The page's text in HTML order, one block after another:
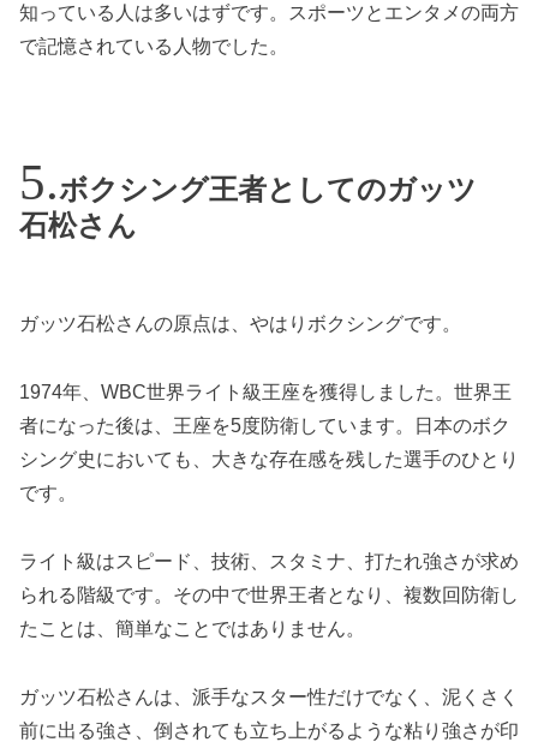
知っている人は多いはずです。スポーツとエンタメの両方
で記憶されている人物でした。
ボクシング王者としてのガッツ
石松さん
ガッツ石松さんの原点は、やはりボクシングです。
1974年、WBC世界ライト級王座を獲得しました。世界王
者になった後は、王座を5度防衛しています。日本のボク
シング史においても、大きな存在感を残した選手のひとり
です。
ライト級はスピード、技術、スタミナ、打たれ強さが求め
られる階級です。その中で世界王者となり、複数回防衛し
たことは、簡単なことではありません。
ガッツ石松さんは、派手なスター性だけでなく、泥くさく
前に出る強さ、倒されても立ち上がるような粘り強さが印